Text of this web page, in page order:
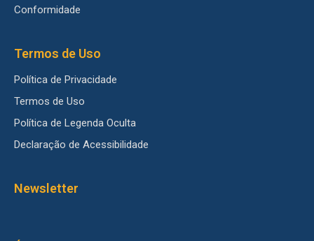
Conformidade
Termos de Uso
Política de Privacidade
Termos de Uso
Política de Legenda Oculta
Declaração de Acessibilidade
Newsletter